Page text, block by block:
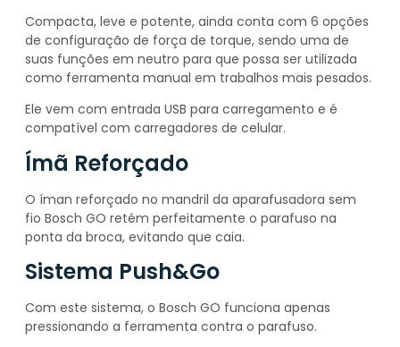
Compacta, leve e potente, ainda conta com 6 opções
de configuração de força de torque, sendo uma de
suas funções em neutro para que possa ser utilizada
como ferramenta manual em trabalhos mais pesados.
Ele vem com entrada USB para carregamento e é
compatível com carregadores de celular.
Ímã Reforçado
O íman reforçado no mandril da aparafusadora sem
fio Bosch GO retém perfeitamente o parafuso na
ponta da broca, evitando que caia.
Sistema Push&Go
Com este sistema, o Bosch GO funciona apenas
pressionando a ferramenta contra o parafuso.